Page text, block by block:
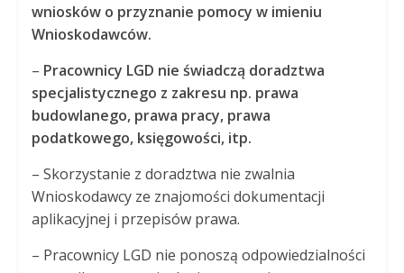
wniosków o przyznanie pomocy w imieniu
Wnioskodawców.
– Pracownicy LGD nie świadczą doradztwa
specjalistycznego z zakresu np. prawa
budowlanego, prawa pracy, prawa
podatkowego, księgowości, itp.
– Skorzystanie z doradztwa nie zwalnia
Wnioskodawcy ze znajomości dokumentacji
aplikacyjnej i przepisów prawa.
– Pracownicy LGD nie ponoszą odpowiedzialności